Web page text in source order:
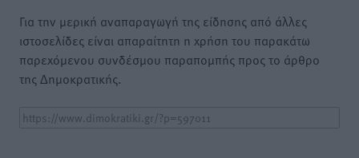
Για την μερική αναπαραγωγή της είδησης από άλλες
ιστοσελίδες είναι απαραίτητη η χρήση του παρακάτω
παρεχόμενου συνδέσμου παραπομπής προς το άρθρο
της Δημοκρατικής.